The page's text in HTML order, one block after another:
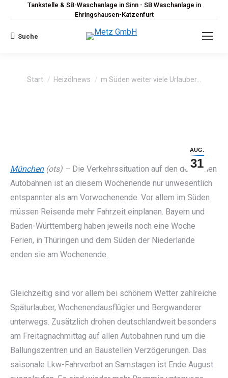
Tankstelle & SB-Waschanlage in Sinn - SB Waschanlage in
Ehringshausen-Katzenfurt
Search:
Suche
Sie befinden sich hier:
Start Heizölnews m Süden weiter viele Urlauber…
AUG.
31
München(ots) – Die Verkehrssituation auf den deutschen
Autobahnen ist an diesem Wochenende nur unwesentlich
entspannter als am Vorwochenende. Vor allem im Süden
müssen Reisende mehr Fahrzeit einplanen. Bayern und
Baden-Württemberg haben jeweils noch eine Woche
Ferien, in Thüringen und dem Süden der Niederlande
enden sie am Wochenende.
Gleichzeitig sind vor allem bei schönem Wetter zahlreiche
Späturlauber, Wochenendausflügler und Bergwanderer
unterwegs. Zusätzlich drohen deutschlandweit besonders
am Freitagnachmittag auf allen Autobahnen rund um die
Ballungszentren und an Baustellen Verzögerungen. Das
saisonale Lkw-Fahrverbot an Samstagen ist Ende August